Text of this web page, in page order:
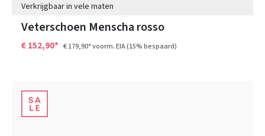
Verkrijgbaar in vele maten
Veterschoen Menscha rosso
€ 152,90* € 179,90*voorm. EIA(15% bespaard)